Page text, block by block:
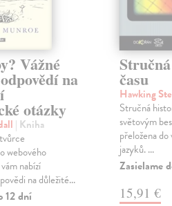
Vážné
na
otázky
| Kniha
webového
nabízí
na důležité...
12 dní
času
Hawking
Stručná
světovým
přeložena
jazyků. ...
Zasielame
15,91 €